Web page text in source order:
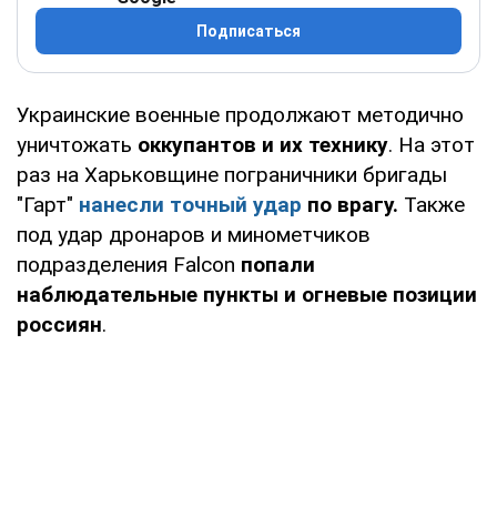
Подписаться
Украинские военные продолжают методично
уничтожать оккупантов и их технику. На этот
раз на Харьковщине пограничники бригады
"Гарт" нанесли точный удар по врагу. Также
под удар дронаров и минометчиков
подразделения Falcon попали
наблюдательные пункты и огневые позиции
россиян.